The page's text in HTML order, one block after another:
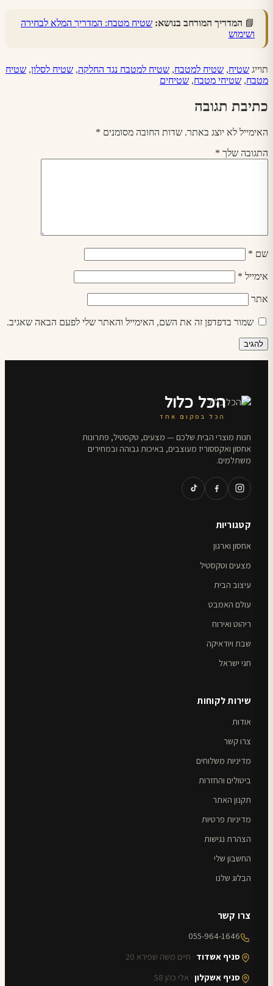
📘 המדריך המורחב בנושא: שטיח מטבח: המדריך המלא לבחירה
ושימוש
תוייג שטיח, שטיח למטבח, שטיח למטבח נגד החלקה, שטיח לסלון, שטיח
מטבח, שטיחי מטבח, שטיחים
כתיבת תגובה
האימייל לא יוצג באתר. שדות החובה מסומנים *
התגובה שלך *
שם *
אימייל *
אתר
שמור בדפדפן זה את השם, האימייל והאתר שלי לפעם הבאה שאגיב.
הכל כלול
הכל במקום אחד
חנות מוצרי הבית שלכם — מצעים, טקסטיל, פתרונות
אחסון ואקססוריז מעוצבים, באיכות גבוהה ובמחירים
משתלמים.
קטגוריות
אחסון וארגון
מצעים וטקסטיל
עיצוב הבית
עולם האמבט
ריהוט ואירוח
שבת ויודאיקה
חגי ישראל
שירות לקוחות
אודות
צרו קשר
מדיניות משלוחים
ביטולים והחזרות
תקנון האתר
מדיניות פרטיות
הצהרת נגישות
החשבון שלי
הבלוג שלנו
צרו קשר
055-964-1646
סניף אשדוד · חיים משה שפירא 20
סניף אשקלון · אלי כהן 58